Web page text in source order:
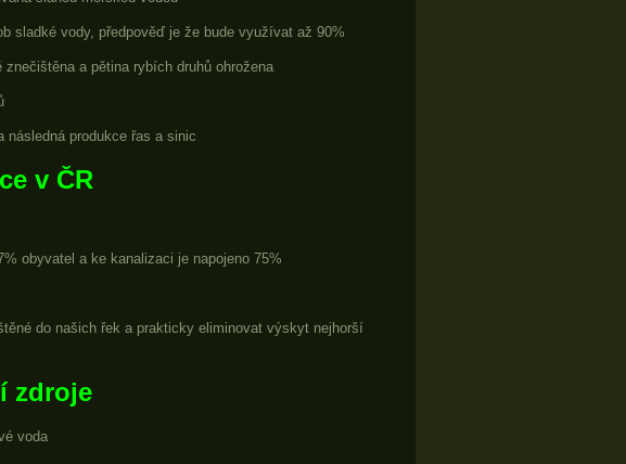
sladké vody, předpověď je že bude využívat až 90%
a pětina rybích druhů ohrožena
produkce řas a sinic
v ČR
obyvatel a ke kanalizaci je napojeno 75%
do našich řek a prakticky eliminovat výskyt nejhorší
zdroje
voda